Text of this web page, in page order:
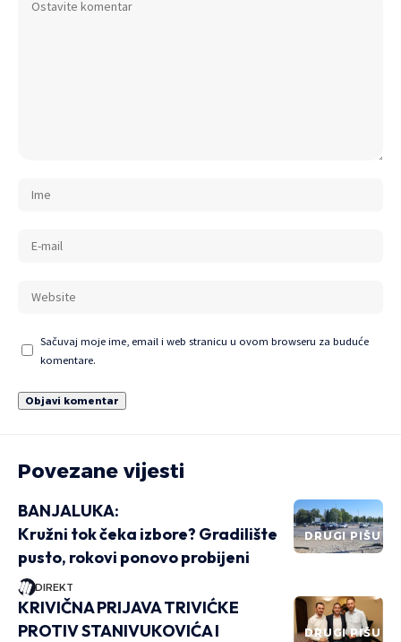
Sačuvaj moje ime, email i web stranicu u ovom browseru za buduće
komentare.
Povezane vijesti
DRUGI PIŠU
BANJALUKA:
Kružni tok čeka izbore? Gradilište
pusto, rokovi ponovo probijeni
DIREKT
DRUGI PIŠU
KRIVIČNA PRIJAVA TRIVIĆKE
PROTIV STANIVUKOVIĆA I